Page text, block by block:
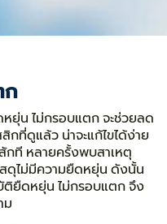
ก
ไม่กรอบแตก จะช่วยลด
ที่ดูแล้ว น่าจะแก้ไขได้ง่าย
กที หลายครั้งพบสาเหตุ
ดุไม่มีความยืดหยุ่น ดังนั้น
ยืดหยุ่น ไม่กรอบแตก จึง
ม